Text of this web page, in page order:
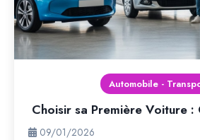
Automobile -
Choisir sa Première Voiture
09/01/2026